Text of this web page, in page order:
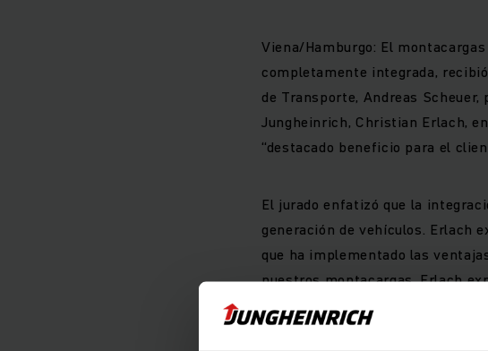
Viena/Hamburgo: El
completamente integrada,
de Transporte, Andreas
Jungheinrich, Christian Erlach,
“destacado beneficio para el
El jurado enfatizó que la
generación de vehículos. Erlach
que ha implementado las
nuestros montacargas. Erlach
nuestros montacargas. La